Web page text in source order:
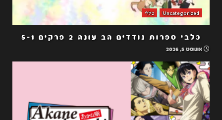
Uncategorized כללי
כלבי ספרות נודדים הב עונה 2 פרקים 5-1
אוגוסט 5, 2026